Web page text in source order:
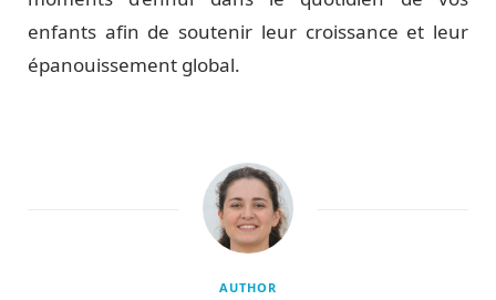
enfants afin de soutenir leur croissance et leur
épanouissement global.
AUTHOR